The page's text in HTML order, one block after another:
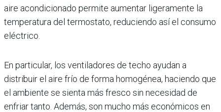
aire acondicionado permite aumentar ligeramente la
temperatura del termostato, reduciendo así el consumo
eléctrico.
En particular, los ventiladores de techo ayudan a
distribuir el aire frío de forma homogénea, haciendo que
el ambiente se sienta más fresco sin necesidad de
enfriar tanto. Además, son mucho más económicos en